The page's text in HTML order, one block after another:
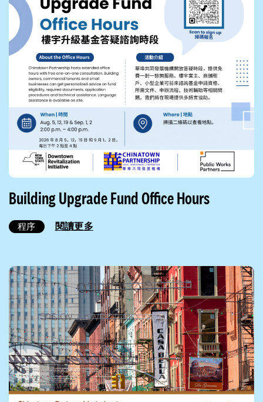
Building Upgrade Fund Office Hours
程序 閱讀更多